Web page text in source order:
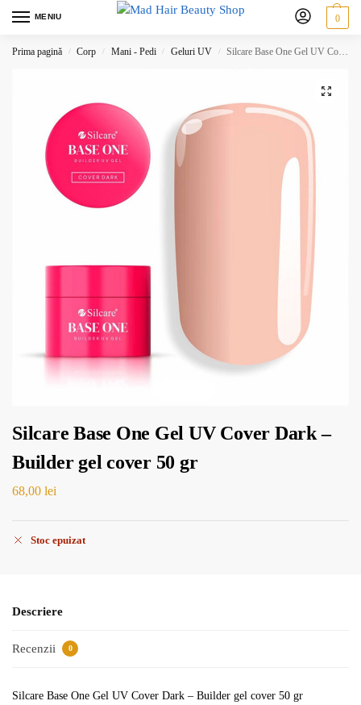
MENIU 0
Prima pagină / Corp / Mani - Pedi / Geluri UV / Silcare Base One Gel UV Cover Dark – Builder gel cover 50 gr
Silcare Base One Gel UV Cover Dark –
Builder gel cover 50 gr
68,00 lei
Stoc epuizat
Descriere
Recenzii 0
Silcare Base One Gel UV Cover Dark – Builder gel cover 50 gr